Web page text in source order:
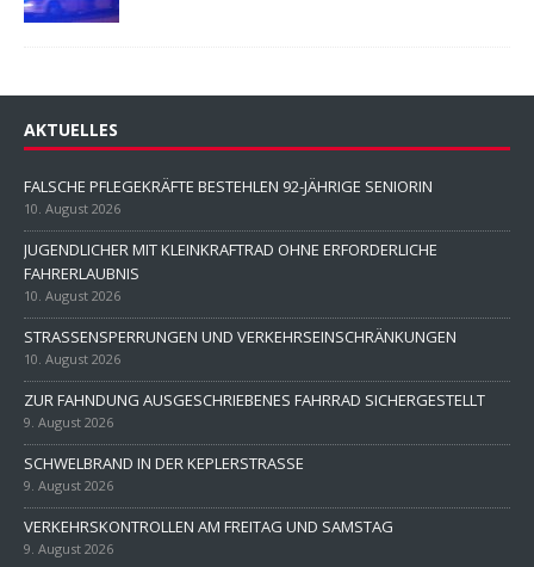
AKTUELLES
FALSCHE PFLEGEKRÄFTE BESTEHLEN 92-JÄHRIGE SENIORIN
10. August 2026
JUGENDLICHER MIT KLEINKRAFTRAD OHNE ERFORDERLICHE
FAHRERLAUBNIS
10. August 2026
STRASSENSPERRUNGEN UND VERKEHRSEINSCHRÄNKUNGEN
10. August 2026
ZUR FAHNDUNG AUSGESCHRIEBENES FAHRRAD SICHERGESTELLT
9. August 2026
SCHWELBRAND IN DER KEPLERSTRASSE
9. August 2026
VERKEHRSKONTROLLEN AM FREITAG UND SAMSTAG
9. August 2026